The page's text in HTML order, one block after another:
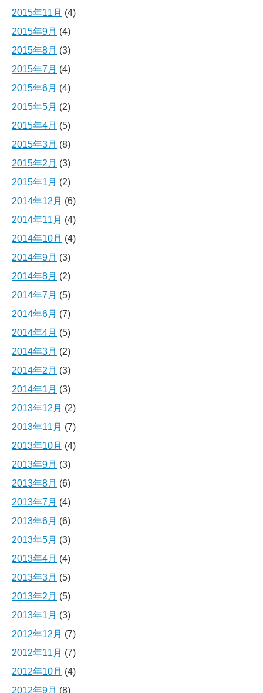
2015年11月 (4)
2015年9月 (4)
2015年8月 (3)
2015年7月 (4)
2015年6月 (4)
2015年5月 (2)
2015年4月 (5)
2015年3月 (8)
2015年2月 (3)
2015年1月 (2)
2014年12月 (6)
2014年11月 (4)
2014年10月 (4)
2014年9月 (3)
2014年8月 (2)
2014年7月 (5)
2014年6月 (7)
2014年4月 (5)
2014年3月 (2)
2014年2月 (3)
2014年1月 (3)
2013年12月 (2)
2013年11月 (7)
2013年10月 (4)
2013年9月 (3)
2013年8月 (6)
2013年7月 (4)
2013年6月 (6)
2013年5月 (3)
2013年4月 (4)
2013年3月 (5)
2013年2月 (5)
2013年1月 (3)
2012年12月 (7)
2012年11月 (7)
2012年10月 (4)
2012年9月 (8)